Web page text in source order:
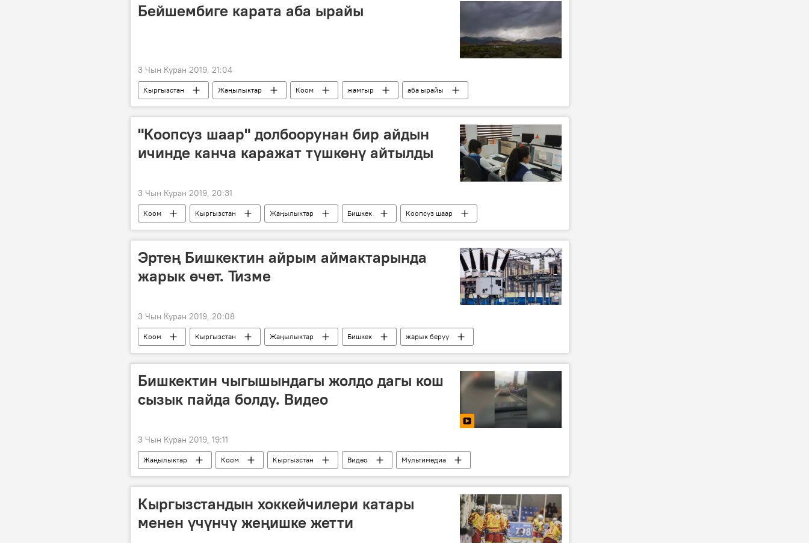
Бейшембиге карата аба ырайы
3 Чын Куран 2019, 21:04
Кыргызстан Жаңылыктар Коом жамгыр аба ырайы
"Коопсуз шаар" долбоорунан бир айдын
ичинде канча каражат түшкөнү айтылды
3 Чын Куран 2019, 20:31
Коом Кыргызстан Жаңылыктар Бишкек
Коопсуз шаар
айып пул
Эртең Бишкектин айрым аймактарында
жарык өчөт. Тизме
3 Чын Куран 2019, 20:08
Коом Кыргызстан Жаңылыктар Бишкек жарык берүү
Бишкектин чыгышындагы жолдо дагы кош
сызык пайда болду. Видео
3 Чын Куран 2019, 19:11
Жаңылыктар Коом Кыргызстан Видео
Мультимедиа
Бишкек
"Бишкекасфальт" муниципалдык ишканасы
Кыргызстандын хоккейчилери катары
менен үчүнчү жеңишке жетти